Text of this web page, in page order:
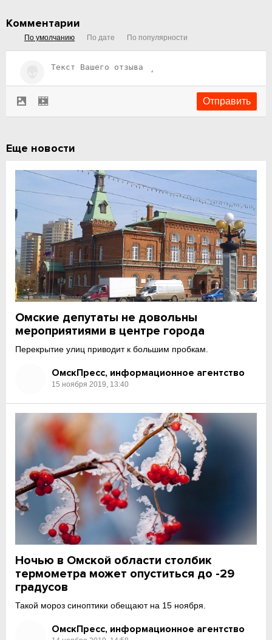
Комментарии
По умолчанию По дате По популярности
Еще новости
Омские депутаты не довольны
мероприятиями в центре города
Перекрытие улиц приводит к большим пробкам.
ОмскПресс, информационное агентство
15 ноября 2019, 13:40
Ночью в Омской области столбик
термометра может опуститься до -29
градусов
Такой мороз синоптики обещают на 15 ноября.
ОмскПресс, информационное агентство